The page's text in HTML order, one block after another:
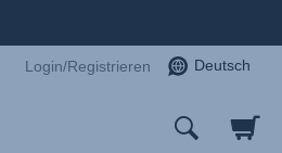
Login/Registrieren Deutsch